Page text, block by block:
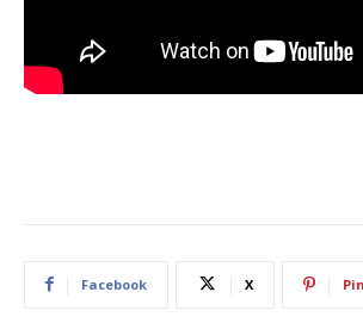
Facebook X